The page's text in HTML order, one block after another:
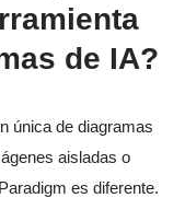
de IA?
única de diagramas
aisladas o
es diferente.